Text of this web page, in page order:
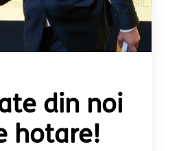
din noi
hotare!